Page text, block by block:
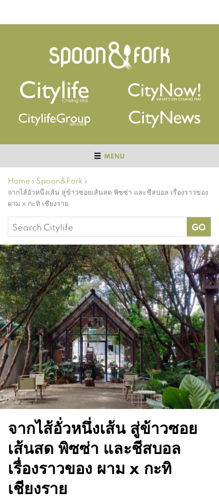
MENU
Home › Spoon&Fork ›
จากไส้อั่วหนึ่งเส้น สู่ข้าวซอยเส้นสด พิซซ่า และชีสบอล เรื่องราวของ
ผาม x กะทิ เชียงราย
Search
for:
จากไส้อั่วหนึ่งเส้น สู่ข้าวซอย
เส้นสด พิซซ่า และชีสบอล
เรื่องราวของ ผาม x กะทิ
เชียงราย